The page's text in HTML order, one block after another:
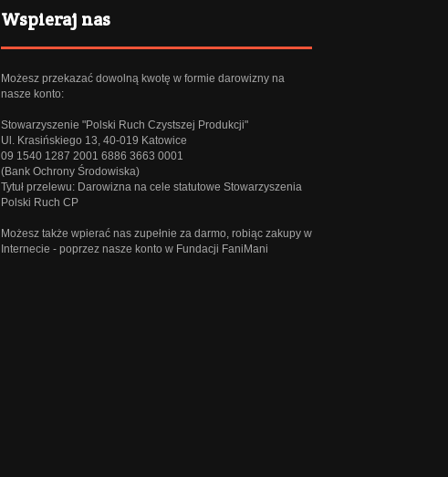
Wspieraj nas
Możesz przekazać dowolną kwotę w formie darowizny na
nasze konto:
Stowarzyszenie "Polski Ruch Czystszej Produkcji"
Ul. Krasińskiego 13, 40-019 Katowice
09 1540 1287 2001 6886 3663 0001
(Bank Ochrony Środowiska)
Tytuł przelewu: Darowizna na cele statutowe Stowarzyszenia
Polski Ruch CP
Możesz także wpierać nas zupełnie za darmo, robiąc zakupy w
Internecie - poprzez nasze konto w Fundacji FaniMani